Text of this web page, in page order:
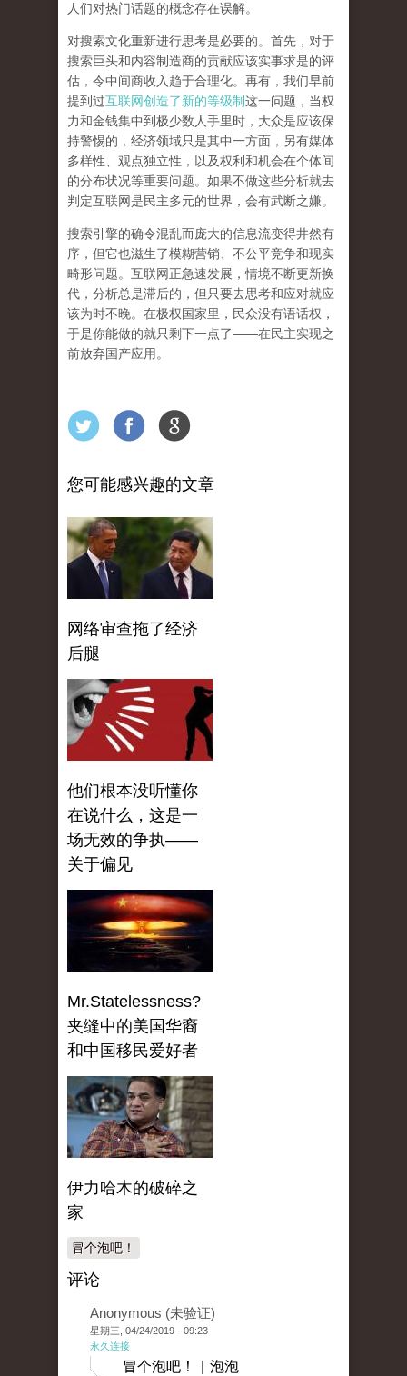
人们对热门话题的概念存在误解。
对搜索文化重新进行思考是必要的。首先，对于
搜索巨头和内容制造商的贡献应该实事求是的评
估，令中间商收入趋于合理化。再有，我们早前
提到过互联网创造了新的等级制这一问题，当权
力和金钱集中到极少数人手里时，大众是应该保
持警惕的，经济领域只是其中一方面，另有媒体
多样性、观点独立性，以及权利和机会在个体间
的分布状况等重要问题。 如果不做这些分析就去
判定互联网是民主多元的世界，会有武断之嫌。
搜索引擎的确令混乱而庞大的信息流变得井然有
序，但它也滋生了模糊营销、不公平竞争和现实
畸形问题。互联网正急速发展，情境不断更新换
代，分析总是滞后的，但只要去思考和应对就应
该为时不晚。在极权国家里，民众没有语话权，
于是你能做的就只剩下一点了——在民主实现之
前放弃国产应用 。
您可能感兴趣的文章
网络审查拖了经济
后腿
他们根本没听懂你
在说什么，这是一
场无效的争执——
关于偏见
Mr.Statelessness?
夹缝中的美国华裔
和中国移民爱好者
伊力哈木的破碎之
家
冒个泡吧！
评论
Anonymous (未验证)
星期三, 04/24/2019 - 09:23
永久连接
冒个泡吧！ | 泡泡